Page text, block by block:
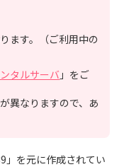
ます。（ご利用中の
タルサーバ 」をご
異なりますので、あ
」を元に作成されてい